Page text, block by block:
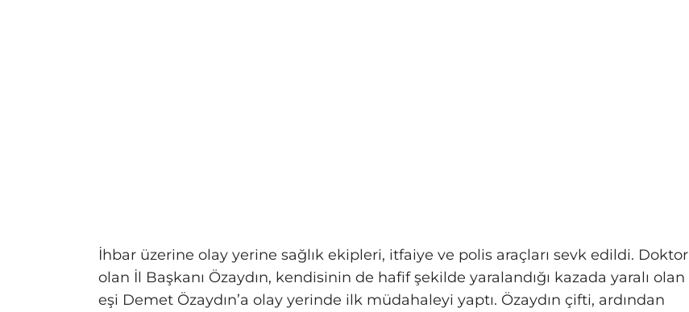
İhbar üzerine olay yerine sağlık ekipleri, itfaiye ve polis araçları sevk edildi. Doktor
olan İl Başkanı Özaydın, kendisinin de hafif şekilde yaralandığı kazada yaralı olan
eşi Demet Özaydın’a olay yerinde ilk müdahaleyi yaptı. Özaydın çifti, ardından